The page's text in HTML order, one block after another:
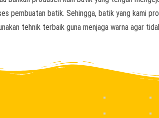
pembuatan batik. Sehingga, batik yang kami
tehnik terbaik guna menjaga warna agar